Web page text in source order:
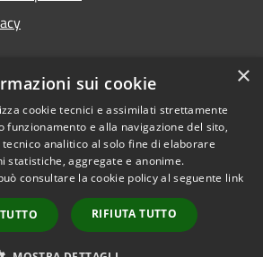
Copyright © 2026 • Comune di
byMunicipium
Accesso
redazione
×
sui cookie
cookie tecnici e assimilati strettamente
funzionamento e alla navigazione del sito,
tecnico analitico al solo fine di elaborare
statistiche, aggregate e anonime.
consultare la cookie policy al seguente link
RIFIUTA TUTTO